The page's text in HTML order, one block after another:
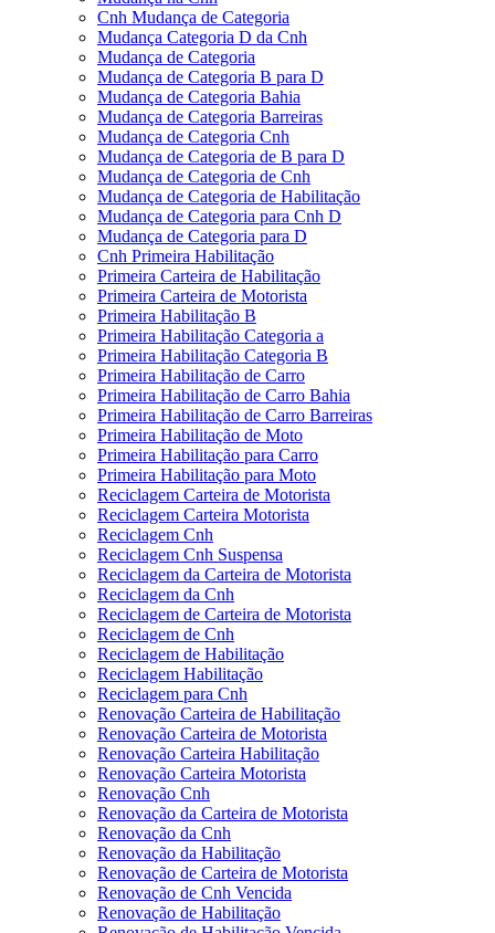
Cnh Mudança de Categoria
Mudança Categoria D da Cnh
Mudança de Categoria
Mudança de Categoria B para D
Mudança de Categoria Bahia
Mudança de Categoria Barreiras
Mudança de Categoria Cnh
Mudança de Categoria de B para D
Mudança de Categoria de Cnh
Mudança de Categoria de Habilitação
Mudança de Categoria para Cnh D
Mudança de Categoria para D
Cnh Primeira Habilitação
Primeira Carteira de Habilitação
Primeira Carteira de Motorista
Primeira Habilitação B
Primeira Habilitação Categoria a
Primeira Habilitação Categoria B
Primeira Habilitação de Carro
Primeira Habilitação de Carro Bahia
Primeira Habilitação de Carro Barreiras
Primeira Habilitação de Moto
Primeira Habilitação para Carro
Primeira Habilitação para Moto
Reciclagem Carteira de Motorista
Reciclagem Carteira Motorista
Reciclagem Cnh
Reciclagem Cnh Suspensa
Reciclagem da Carteira de Motorista
Reciclagem da Cnh
Reciclagem de Carteira de Motorista
Reciclagem de Cnh
Reciclagem de Habilitação
Reciclagem Habilitação
Reciclagem para Cnh
Renovação Carteira de Habilitação
Renovação Carteira de Motorista
Renovação Carteira Habilitação
Renovação Carteira Motorista
Renovação Cnh
Renovação da Carteira de Motorista
Renovação da Cnh
Renovação da Habilitação
Renovação de Carteira de Motorista
Renovação de Cnh Vencida
Renovação de Habilitação